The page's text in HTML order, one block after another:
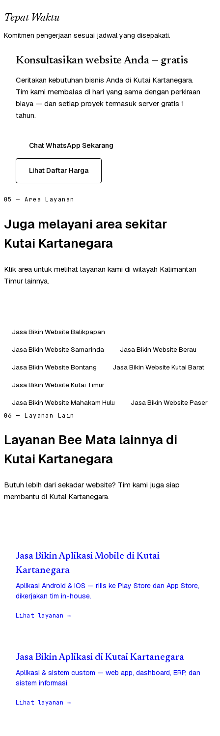
Tepat Waktu
Komitmen pengerjaan sesuai jadwal yang disepakati.
Konsultasikan website Anda — gratis
Ceritakan kebutuhan bisnis Anda di Kutai Kartanegara.
Tim kami membalas di hari yang sama dengan perkiraan
biaya — dan setiap proyek termasuk server gratis 1
tahun.
Chat WhatsApp Sekarang
Lihat Daftar Harga
05 — Area Layanan
Juga melayani area sekitar
Kutai Kartanegara
Klik area untuk melihat layanan kami di wilayah Kalimantan
Timur lainnya.
Jasa Bikin Website Balikpapan
Jasa Bikin Website Samarinda
Jasa Bikin Website Berau
Jasa Bikin Website Bontang
Jasa Bikin Website Kutai Barat
Jasa Bikin Website Kutai Timur
Jasa Bikin Website Mahakam Hulu
Jasa Bikin Website Paser
06 — Layanan Lain
Layanan Bee Mata lainnya di
Kutai Kartanegara
Butuh lebih dari sekadar website? Tim kami juga siap
membantu di Kutai Kartanegara.
Jasa Bikin Aplikasi Mobile di Kutai
Kartanegara
Aplikasi Android & iOS — rilis ke Play Store dan App Store,
dikerjakan tim in-house.
Lihat layanan →
Jasa Bikin Aplikasi di Kutai Kartanegara
Aplikasi & sistem custom — web app, dashboard, ERP, dan
sistem informasi.
Lihat layanan →